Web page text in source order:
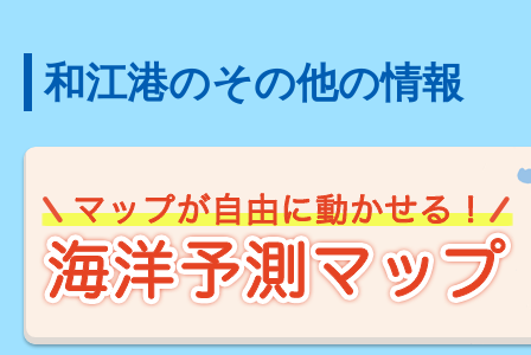
和江港のその他の情報